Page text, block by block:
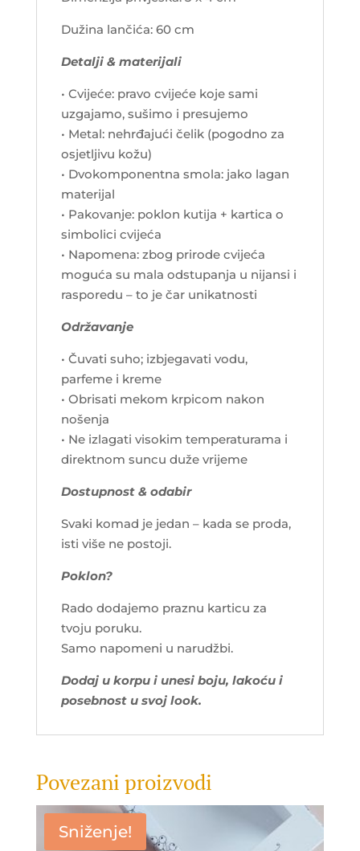
Dužina lančića: 60 cm
Detalji & materijali
• Cvijeće: pravo cvijeće koje sami
uzgajamo, sušimo i presujemo
• Metal: nehrđajući čelik (pogodno za
osjetljivu kožu)
• Dvokomponentna smola: jako lagan
materijal
• Pakovanje: poklon kutija + kartica o
simbolici cvijeća
• Napomena: zbog prirode cvijeća
moguća su mala odstupanja u nijansi i
rasporedu – to je čar unikatnosti
Održavanje
• Čuvati suho; izbjegavati vodu,
parfeme i kreme
• Obrisati mekom krpicom nakon
nošenja
• Ne izlagati visokim temperaturama i
direktnom suncu duže vrijeme
Dostupnost & odabir
Svaki komad je jedan – kada se proda,
isti više ne postoji.
Poklon?
Rado dodajemo praznu karticu za
tvoju poruku.
Samo napomeni u narudžbi.
Dodaj u korpu i unesi boju, lakoću i
posebnost u svoj look.
Povezani proizvodi
Sniženje!